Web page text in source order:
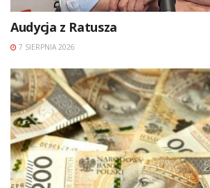
Audycja z Ratusza
7 SIERPNIA 2026